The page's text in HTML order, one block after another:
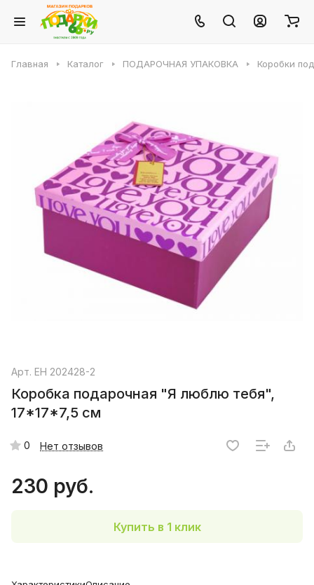
Главная Каталог ПОДАРОЧНАЯ УПАКОВКА Коробки
Арт. EH 202428-2
Коробка подарочная "Я люблю тебя",
17*17*7,5 см
0 Нет отзывов
230 руб.
Купить в 1 клик